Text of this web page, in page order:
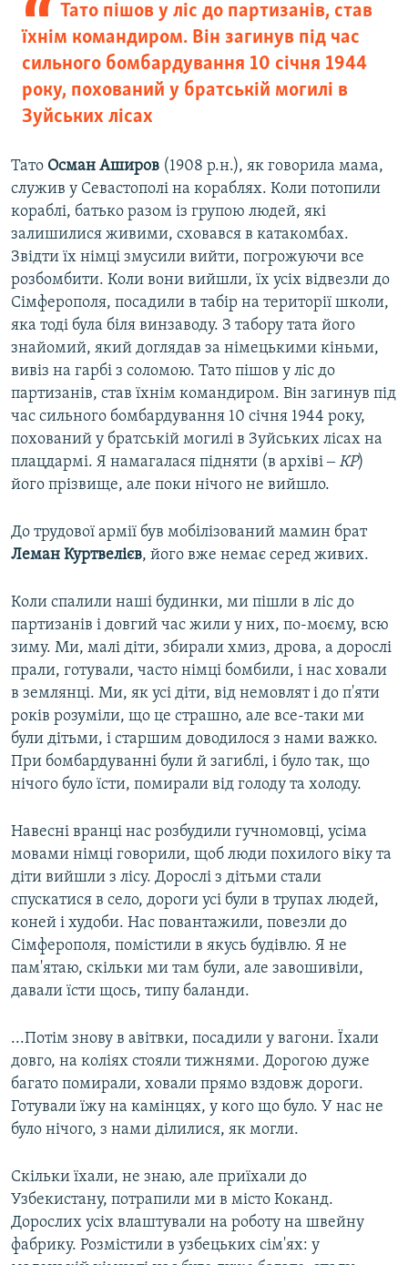
Тато пішов у ліс до партизанів, став
їхнім командиром. Він загинув під час
сильного бомбардування 10 січня 1944
року, похований у братській могилі в
Зуйських лісах
Тато Осман Аширов (1908 р.н.), як говорила мама,
служив у Севастополі на кораблях. Коли потопили
кораблі, батько разом із групою людей, які
залишилися живими, сховався в катакомбах.
Звідти їх німці змусили вийти, погрожуючи все
розбомбити. Коли вони вийшли, їх усіх відвезли до
Сімферополя, посадили в табір на території школи,
яка тоді була біля винзаводу. З табору тата його
знайомий, який доглядав за німецькими кіньми,
вивіз на гарбі з соломою. Тато пішов у ліс до
партизанів, став їхнім командиром. Він загинув під
час сильного бомбардування 10 січня 1944 року,
похований у братській могилі в Зуйських лісах на
плацдармі. Я намагалася підняти (в архіві ‒КР)
його прізвище, але поки нічого не вийшло.
До трудової армії був мобілізований мамин брат
Леман Куртвелієв, його вже немає серед живих.
Коли спалили наші будинки, ми пішли в ліс до
партизанів і довгий час жили у них, по-моєму, всю
зиму. Ми, малі діти, збирали хмиз, дрова, а дорослі
прали, готували, часто німці бомбили, і нас ховали
в землянці. Ми, як усі діти, від немовлят і до п'яти
років розуміли, що це страшно, але все-таки ми
були дітьми, і старшим доводилося з нами важко.
При бомбардуванні були й загиблі, і було так, що
нічого було їсти, помирали від голоду та холоду.
Навесні вранці нас розбудили гучномовці, усіма
мовами німці говорили, щоб люди похилого віку та
діти вийшли з лісу. Дорослі з дітьми стали
спускатися в село, дороги усі були в трупах людей,
коней і худоби. Нас повантажили, повезли до
Сімферополя, помістили в якусь будівлю. Я не
пам'ятаю, скільки ми там були, але завошивіли,
давали їсти щось, типу баланди.
...Потім знову в авітвки, посадили у вагони. Їхали
довго, на коліях стояли тижнями. Дорогою дуже
багато помирали, ховали прямо вздовж дороги.
Готували їжу на камінцях, у кого що було. У нас не
було нічого, з нами ділилися, як могли.
Скільки їхали, не знаю, але приїхали до
Узбекистану, потрапили ми в місто Коканд.
Дорослих усіх влаштували на роботу на швейну
фабрику. Розмістили в узбецьких сім'ях: у